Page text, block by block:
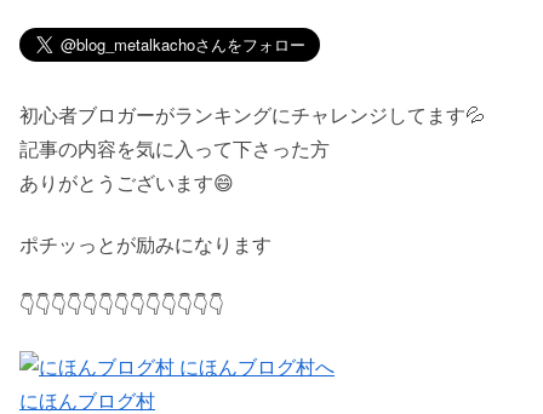
初心者ブロガーがランキングにチャレンジしてます💦
記事の内容を気に入って下さった方
ありがとうございます😄
ポチッっとが励みになります
👇👇👇👇👇👇👇👇👇👇👇👇👇
にほんブログ村